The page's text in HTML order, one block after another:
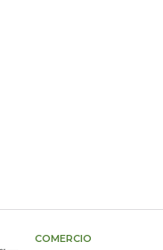
COMERCIO